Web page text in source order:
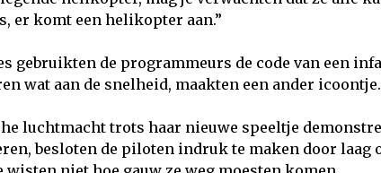
er komt een helikopter aan.”
gebruikten de programmeurs de code van een
wat aan de snelheid, maakten een ander
luchtmacht trots haar nieuwe speeltje
besloten de piloten indruk te maken door laag